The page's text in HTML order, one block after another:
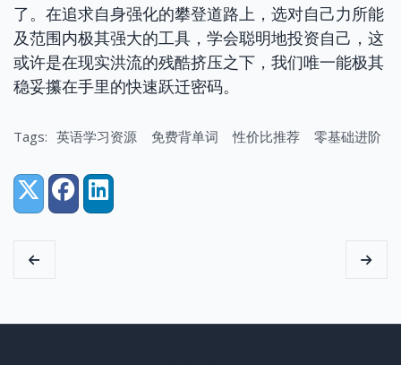
了。在追求自身强化的攀登道路上，选对自己力所能
及范围内极其强大的工具，学会聪明地投资自己，这
或许是在现实洪流的残酷挤压之下，我们唯一能极其
稳妥攥在手里的快速跃迁密码。
Tags: 英语学习资源 免费背单词 性价比推荐 零基础进阶
Share:
X (Twitter)
FacebookLinkedIn